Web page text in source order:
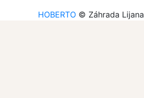
HOBERTO © Záhrada Lijana